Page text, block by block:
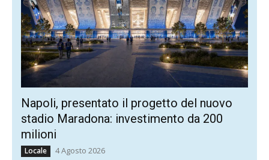
Napoli, presentato il progetto del nuovo
stadio Maradona: investimento da 200
milioni
Locale 4 Agosto 2026